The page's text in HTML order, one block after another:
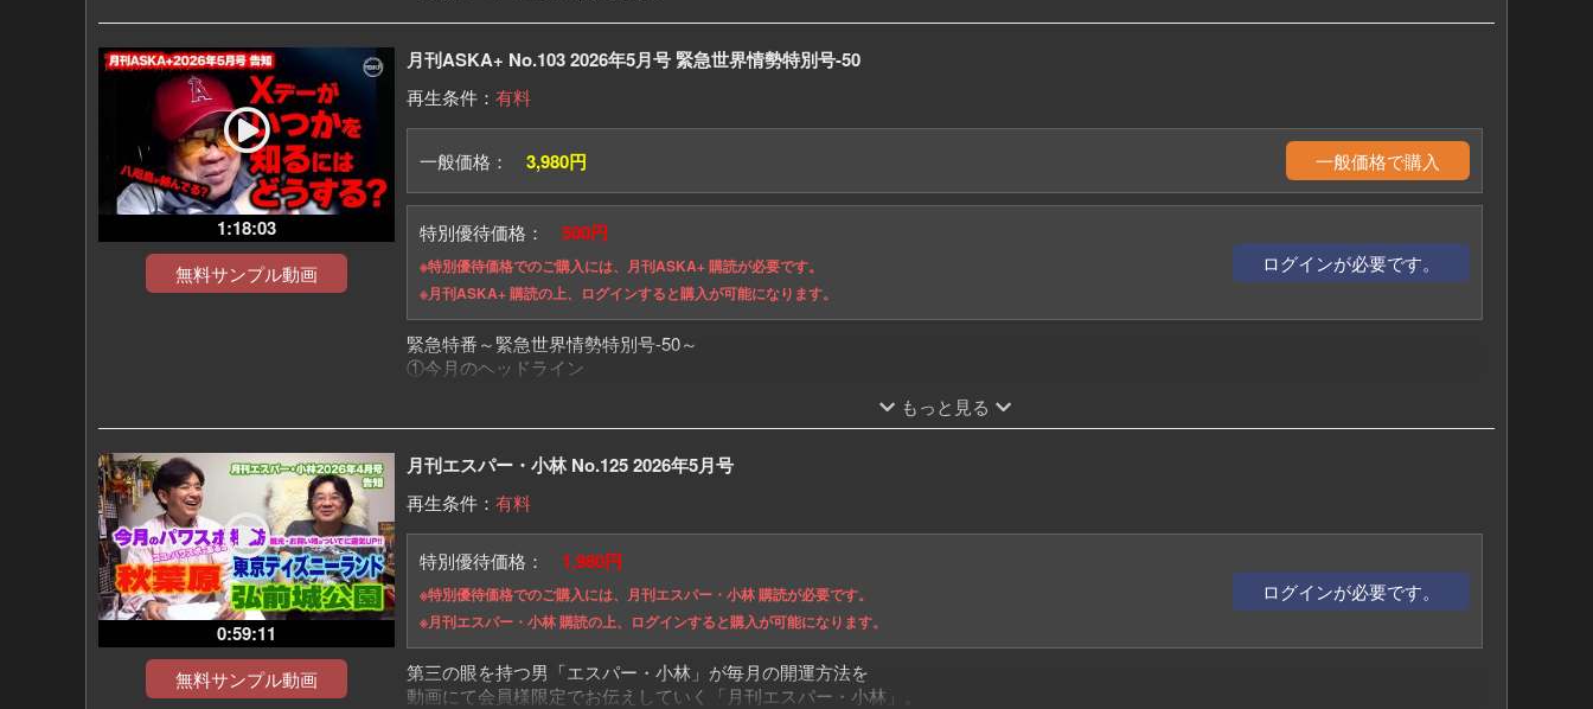
1:18:03
無料サンプル動画
月刊ASKA+ No.103 2026年5月号 緊急世界情勢特別号-50
再生条件： 有料
一般価格： 3,980円 一般価格で購入
特別優待価格： 500円
※特別優待価格でのご購入には、月刊ASKA+ 購読が必要です。
※月刊ASKA+ 購読の上、ログインすると購入が可能になります。
ログインが必要です。
緊急特番～緊急世界情勢特別号-50～
①今月のヘッドライン
⑤新たなXデー!? これから決まる宮城・岩手ご訪問の日
⑦八咫烏が決める!? 巨大地震と大噴火
⑧原因は日本!? ホルムズ海峡と世界のこれから
です
もっと見る
0:59:11
無料サンプル動画
月刊エスパー・小林 No.125 2026年5月号
再生条件： 有料
特別優待価格： 1,980円
※特別優待価格でのご購入には、月刊エスパー・小林 購読が必要です。
※月刊エスパー・小林 購読の上、ログインすると購入が可能になります。
ログインが必要です。
第三の眼を持つ男「エスパー・小林」が毎月の開運方法を
動画にて会員様限定でお伝えしていく「月刊エスパー・小林」。